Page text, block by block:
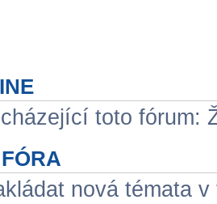
toto fórum:
nová témata v